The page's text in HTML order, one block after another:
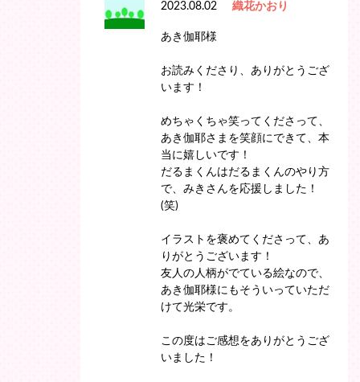
2023.08.02 織花かおり
あき伽耶様
お読みくださり、ありがとうござ
います！
めちゃくちゃ笑ってくださって、
あき伽耶さまを笑顔にできて、本
当に嬉しいです！
だるまくんはだるまくんのやり方
で、みきさんを応援しました！
(笑)
イラストを褒めてくださって、あ
りがとうございます！
友人の人柄がでている絵なので、
あき伽耶様にもそういっていただ
けて光栄です。
この度はご感想をありがとうござ
いました！